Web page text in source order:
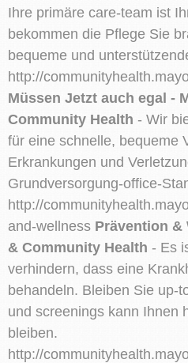
Ihre primäre care-team ist
bekommen die Pflege Sie
bequeme und
http://
Müssen Jetzt auch egal -
Community Health - Wir
für eine schnelle, bequeme
Erkrankungen und
Grundversorgung-office-
http://
and-wellness Prävention &
& Community Health - Es
verhindern, dass eine
behandeln. Bleiben Sie up-
und screenings kann Ihnen
bleiben.
http://